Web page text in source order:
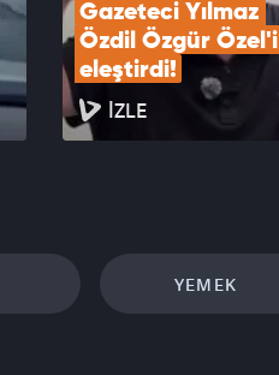
Gazeteci Yılmaz
Özdil Özgür Özel'i
eleştirdi!
İZLE
YEMEK